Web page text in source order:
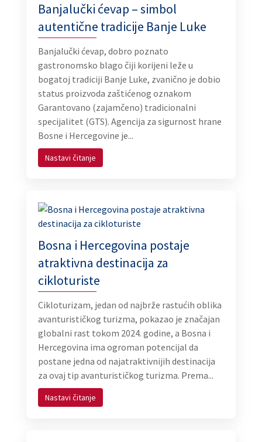
Banjalučki ćevap – simbol
autentične tradicije Banje Luke
Banjalučki ćevap, dobro poznato
gastronomsko blago čiji korijeni leže u
bogatoj tradiciji Banje Luke, zvanično je dobio
status proizvoda zaštićenog oznakom
Garantovano (zajamčeno) tradicionalni
specijalitet (GTS). Agencija za sigurnost hrane
Bosne i Hercegovine je...
Nastavi čitanje
Bosna i Hercegovina postaje
atraktivna destinacija za
cikloturiste
Cikloturizam, jedan od najbrže rastućih oblika
avanturističkog turizma, pokazao je značajan
globalni rast tokom 2024. godine, a Bosna i
Hercegovina ima ogroman potencijal da
postane jedna od najatraktivnijih destinacija
za ovaj tip avanturističkog turizma. Prema...
Nastavi čitanje